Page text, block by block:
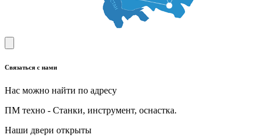
Связаться с нами
Нас можно найти по адресу
ПМ техно - Станки, инструмент, оснастка.
Наши двери открыты